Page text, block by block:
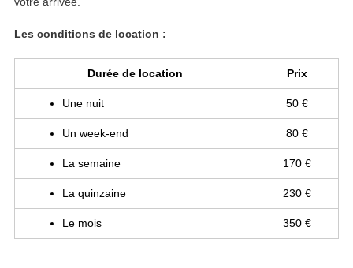
Les conditions de location :
Durée de location Prix
Une nuit 50 €
Un week-end 80 €
La semaine 170 €
La quinzaine 230 €
Le mois 350 €